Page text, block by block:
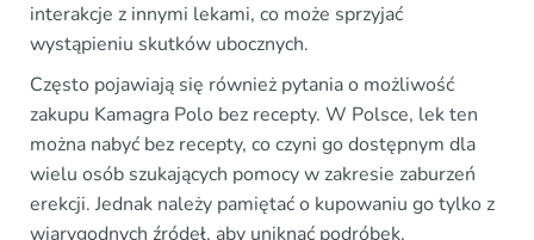
interakcje z innymi lekami, co może sprzyjać
wystąpieniu skutków ubocznych.
Często pojawiają się również pytania o możliwość
zakupu Kamagra Polo bez recepty. W Polsce, lek ten
można nabyć bez recepty, co czyni go dostępnym dla
wielu osób szukających pomocy w zakresie zaburzeń
erekcji. Jednak należy pamiętać o kupowaniu go tylko z
wiarygodnych źródeł, aby uniknąć podróbek.